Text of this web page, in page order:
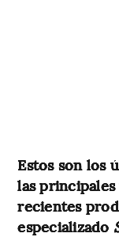
Estos son los
las
recientes
especializado